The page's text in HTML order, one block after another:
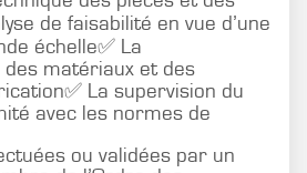
de faisabilité en vue d’une
échelle✅ La
matériaux et des
La supervision du
avec les normes de
ou validées par un